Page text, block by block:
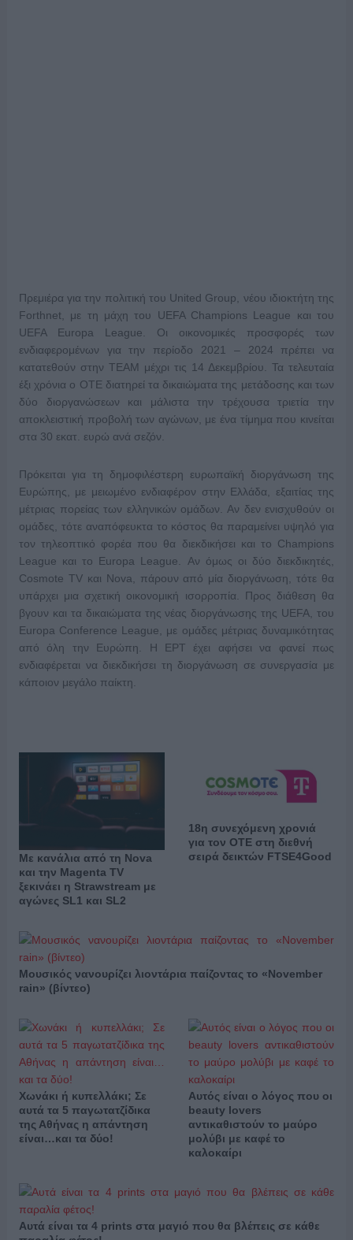
Πρεμιέρα για την πολιτική του United Group, νέου ιδιοκτήτη της
Forthnet, με τη μάχη του UEFA Champions League και του
UEFA Europa League. Οι οικονομικές προσφορές των
ενδιαφερομένων για την περίοδο 2021 – 2024 πρέπει να
κατατεθούν στην TEAM μέχρι τις 14 Δεκεμβρίου. Τα τελευταία
έξι χρόνια ο ΟΤΕ διατηρεί τα δικαιώματα της μετάδοσης και των
δύο διοργανώσεων και μάλιστα την τρέχουσα τριετία την
αποκλειστική προβολή των αγώνων, με ένα τίμημα που κινείται
στα 30 εκατ. ευρώ ανά σεζόν.
Πρόκειται για τη δημοφιλέστερη ευρωπαϊκή διοργάνωση της
Ευρώπης, με μειωμένο ενδιαφέρον στην Ελλάδα, εξαιτίας της
μέτριας πορείας των ελληνικών ομάδων. Αν δεν ενισχυθούν οι
ομάδες, τότε αναπόφευκτα το κόστος θα παραμείνει υψηλό για
τον τηλεοπτικό φορέα που θα διεκδικήσει και το Champions
League και το Europa League. Αν όμως οι δύο διεκδικητές,
Cosmote TV και Nova, πάρουν από μία διοργάνωση, τότε θα
υπάρχει μια σχετική οικονομική ισορροπία. Προς διάθεση θα
βγουν και τα δικαιώματα της νέας διοργάνωσης της UEFA, του
Europa Conference League, με ομάδες μέτριας δυναμικότητας
από όλη την Ευρώπη. Η ΕΡΤ έχει αφήσει να φανεί πως
ενδιαφέρεται να διεκδικήσει τη διοργάνωση σε συνεργασία με
κάποιον μεγάλο παίκτη.
Με κανάλια από τη Nova
και την Magenta TV
ξεκινάει η Strawstream με
αγώνες SL1 και SL2
18η συνεχόμενη χρονιά
για τον ΟΤΕ στη διεθνή
σειρά δεικτών FTSE4Good
Μουσικός νανουρίζει λιοντάρια παίζοντας το «November
rain» (βίντεο)
Χωνάκι ή κυπελλάκι; Σε
αυτά τα 5 παγωτατζίδικα
της Αθήνας η απάντηση
είναι…και τα δύο!
Αυτός είναι ο λόγος που οι
beauty lovers
αντικαθιστούν το μαύρο
μολύβι με καφέ το
καλοκαίρι
Αυτά είναι τα 4 prints στα μαγιό που θα βλέπεις σε κάθε